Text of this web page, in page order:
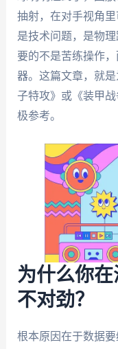
抽射，在对手视角
是技术问题，是物
要的不是苦练操作
器。这篇文章，就
子特攻》或《装甲
极参考。
为什么你
不对劲？
根本原因在于数据